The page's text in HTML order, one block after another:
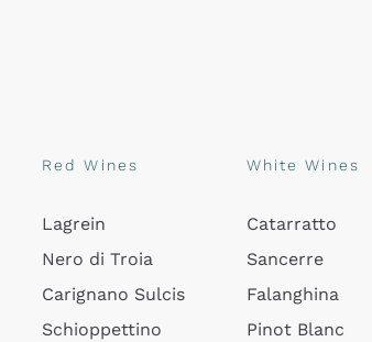
Red Wines
Lagrein
Nero di Troia
Carignano Sulcis
Schioppettino
White Wines
Catarratto
Sancerre
Falanghina
Pinot Blanc